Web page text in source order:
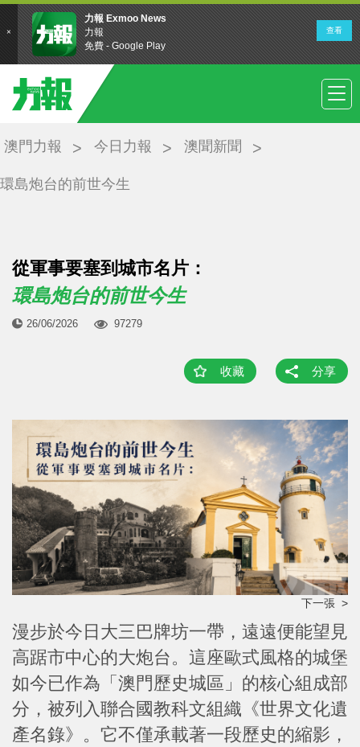
澳門力報 今日力報 澳聞新聞
環島炮台的前世今生
從軍事要塞到城市名片：
環島炮台的前世今生
26/06/2026 97279
收藏 分享
下一張 >
漫步於今日大三巴牌坊一帶，遠遠便能望見
高踞市中心的大炮台。這座歐式風格的城堡
如今已作為「澳門歷史城區」的核心組成部
分，被列入聯合國教科文組織《世界文化遺
產名錄》。它不僅承載著一段歷史的縮影，